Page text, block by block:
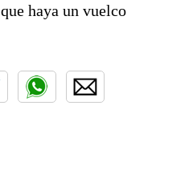
haya un vuelco